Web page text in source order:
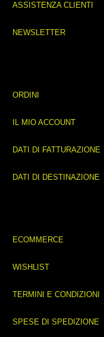
ASSISTENZA CLIENTI
NEWSLETTER
ORDINI
IL MIO ACCOUNT
DATI DI FATTURAZIONE
DATI DI DESTINAZIONE
ECOMMERCE
WISHLIST
TERMINI E CONDIZIONI
SPESE DI SPEDIZIONE